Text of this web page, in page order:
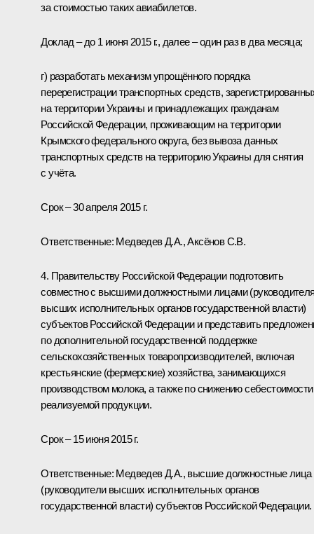
за стоимостью таких авиабилетов.
Доклад – до 1 июня 2015 г., далее – один раз в два месяца;
г) разработать механизм упрощённого порядка
перерегистрации транспортных средств,
на территории Украины и принадлежащих гражданам
Российской Федерации, проживающим на территории
Крымского федерального округа, без вывоза данных
транспортных средств на территорию Украины для снятия
с учёта.
Срок – 30 апреля 2015 г.
Ответственные: Медведев Д.А., Аксёнов С.В.
4. Правительству Российской Федерации подготовить
совместно с высшими должностными лицами
высших исполнительных органов государственной власти)
субъектов Российской Федерации и представить
по дополнительной государственной поддержке
сельскохозяйственных товаропроизводителей, включая
крестьянские (фермерские) хозяйства, занимающихся
производством молока, а также по снижению себестоимости
реализуемой продукции.
Срок – 15 июня 2015 г.
Ответственные: Медведев Д.А., высшие должностные лица
(руководители высших исполнительных органов
государственной власти) субъектов Российской Федерации.